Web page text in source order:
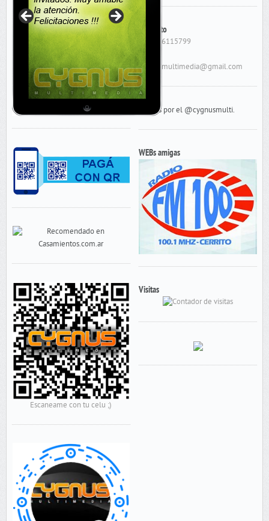
Escaneame con tu celu ;)
Contacto
Cel: 156115799
cygnusmultimedia@gmail.com
Tweets por el @cygnusmulti.
WEBs amigas
Visitas